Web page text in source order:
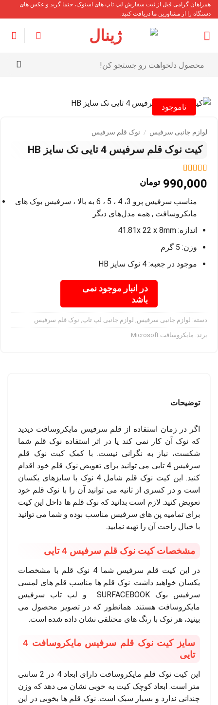
Skip
to
content
همراهان گرامی قبل از ثبت سفارش لپ تاپ های استوک، حتما گرید و عکس های
دستگاه را از مشاورین ما دریافت کنید.
ناموجود
لوازم جانبی سرفیس / نوک قلم سرفیس
کیت نوک قلم سرفیس 4 تایی تک سایز HB
امتیاز5
از 5
امتیاز
1
990,000 تومان
مناسب سرفیس پرو 3، 4 ، 5 ، 6 به بالا ، سرفیس بوک های
مایکروسافت , همه مدل‌های دیگر
اندازه: 41.81x 22 x 8mm
وزن: 5 گرم
موجود در جعبه: 4 نوک سایز HB
در انبار موجود نمی
باشد
دسته: لوازم جانبی سرفیس, لوازم جانبی لپ تاپ, نوک قلم سرفیس
برند: مایکروسافت Microsoft
توضیحات
اگر در زمان استفاده از قلم سرفیس مایکروسافت دیدید
که نوک آن کار نمی کند یا در اثر استفاده نوک قلم شما
شکست، نیاز به نگرانی نیست. با کمک کیت نوک قلم
سرفیس 4 تایی می توانید برای تعویض نوک قلم خود اقدام
کنید. این کیت نوک قلم شامل 4 نوک با سایزهای یکسان
است و در کسری از ثانیه می توانید آن را با نوک قلم خود
تعویض کنید. لازم است بدانید که نوک قلم ها داخل این کیت
برای تمامیه پن های سرفیس مناسب بوده و شما می توانید
با خیال راحت آن را تهیه نمایید.
مشخصات کیت نوک قلم سرفیس 4 تایی
در این کیت قلم سرفیس شما 4 نوک قلم با مشخصات
یکسان خواهید داشت. نوک قلم ها مناسب قلم های لمسی
سرفیس بوک SURFACEBOOK و لپ تاپ سرفیس
مایکروسافت هستند. همانطور که در تصویر محصول می
بینید، هر نوک با رنگ های مختلفی نشان داده شده است.
سایز کیت نوک قلم سرفیس مایکروسافت 4
تایی
این کیت نوک قلم مایکروسافت دارای ابعاد 4 در 2 سانتی
متر است. ابعاد کوچک کیت به خوبی نشان می دهد که وزن
چندانی ندارد و بسیار سبک است. نوک قلم ها بخوبی در این